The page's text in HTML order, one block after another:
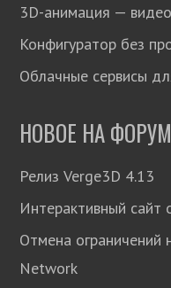
3D-анимация —
Конфигуратор без
Облачные сервисы
НОВОЕ НА
Релиз Verge3D 4.13
Интерактивный сайт
Отмена ограничений
Network